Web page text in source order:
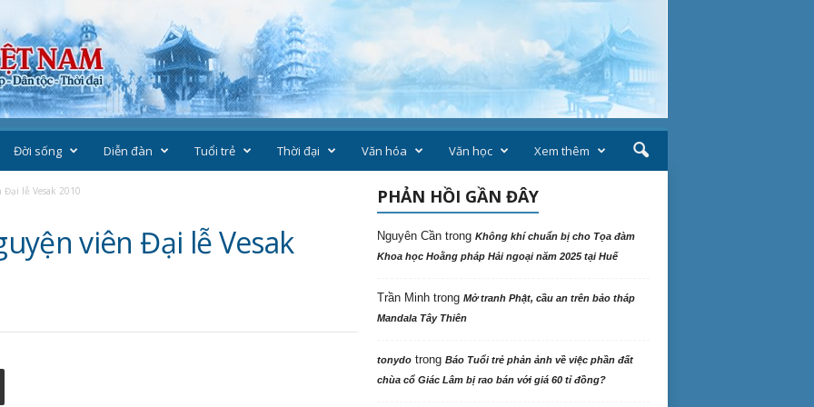
Đời sống Diễn đàn Tuổi trẻ Thời đại Văn hóa Văn học Xem thêm
lễ Vesak 2010
viên Đại lễ Vesak
PHẢN HỒI GẦN ĐÂY
Nguyên Cầntrong Không khí chuẩn bị cho Tọa đàm
Khoa học Hoằng pháp Hải ngoại năm 2025 tại Huế
Trần Minhtrong Mở tranh Phật, cầu an trên bảo tháp
Mandala Tây Thiên
tonydotrong Báo Tuổi trẻ phản ảnh về việc phần đất
chùa cổ Giác Lâm bị rao bán với giá 60 tỉ đồng?